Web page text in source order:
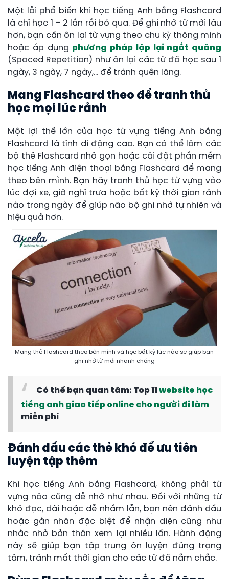
Một lỗi phổ biến khi học tiếng Anh bằng Flashcard
là chỉ học 1 – 2 lần rồi bỏ qua. Để ghi nhớ từ mới lâu
hơn, bạn cần ôn lại từ vựng theo chu kỳ thông minh
hoặc áp dụng phương pháp lặp lại ngắt quãng
(Spaced Repetition) như ôn lại các từ đã học sau 1
ngày, 3 ngày, 7 ngày,… để tránh quên lãng.
Mang Flashcard theo để tranh thủ
học mọi lúc rảnh
Một lợi thế lớn của học từ vựng tiếng Anh bằng
Flashcard là tính di động cao. Bạn có thể làm các
bộ thẻ Flashcard nhỏ gọn hoặc cài đặt phần mềm
học tiếng Anh điện thoại bằng Flashcard để mang
theo bên mình. Bạn hãy tranh thủ học từ vựng vào
lúc đợi xe, giờ nghỉ trưa hoặc bất kỳ thời gian rảnh
nào trong ngày để giúp não bộ ghi nhớ tự nhiên và
hiệu quả hơn.
Mang thẻ Flashcard theo bên mình và học bất kỳ lúc nào sẽ giúp bạn
ghi nhớ từ mới nhanh chóng
Có thể bạn quan tâm: Top 11 website học
tiếng anh giao tiếp online cho người đi làm
miễn phí
Đánh dấu các thẻ khó để ưu tiên
luyện tập thêm
Khi học tiếng Anh bằng Flashcard, không phải từ
vựng nào cũng dễ nhớ như nhau. Đối với những từ
khó đọc, dài hoặc dễ nhầm lẫn, bạn nên đánh dấu
hoặc gắn nhãn đặc biệt để nhận diện cũng như
nhắc nhở bản thân xem lại nhiều lần. Hành động
này sẽ giúp bạn tập trung ôn luyện đúng trọng
tâm, tránh mất thời gian cho các từ đã nắm chắc.